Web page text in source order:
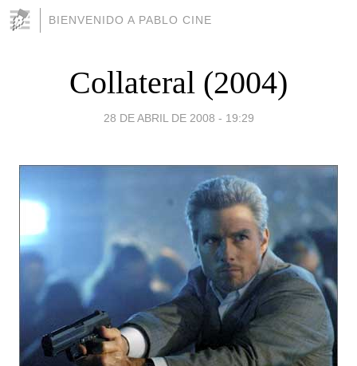
BIENVENIDO A PABLO CINE
Collateral (2004)
28 DE ABRIL DE 2008 - 19:29